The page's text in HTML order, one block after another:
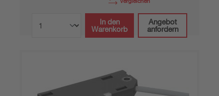
In den
Warenkorb
Angebot
anfordern